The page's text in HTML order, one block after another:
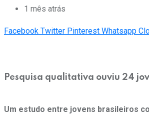
1 mês atrás
Facebook Twitter Pinterest Whatsapp
Pesquisa qualitativa ouviu 24
Um estudo entre jovens brasileiros